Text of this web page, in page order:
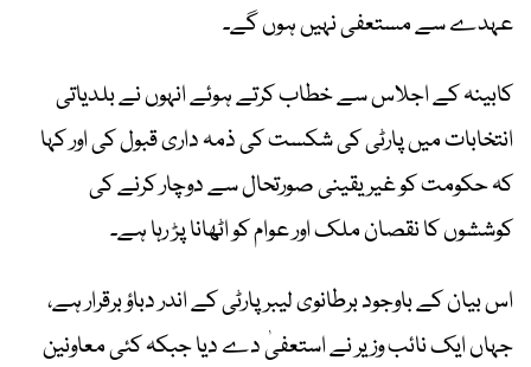
عہدے سے مستعفی نہیں ہوں گے۔
کابینہ کے اجلاس سے خطاب کرتے ہوئے انہوں نے بلدیاتی
انتخابات میں پارٹی کی شکست کی ذمہ داری قبول کی اور کہا
کہ حکومت کو غیر یقینی صورتحال سے دوچار کرنے کی
کوششوں کا نقصان ملک اور عوام کو اٹھانا پڑ رہا ہے۔
اس بیان کے باوجود برطانوی لیبر پارٹی کے اندر دباؤ برقرار ہے،
جہاں ایک نائب وزیر نے استعفیٰ دے دیا جبکہ کئی معاونین